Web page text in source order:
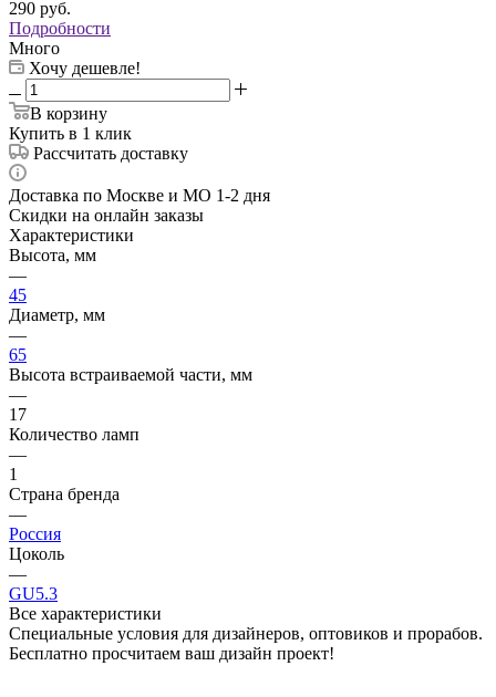
290 руб.
Подробности
Много
Хочу дешевле!
В корзину
Купить в 1 клик
Рассчитать доставку
Доставка по Москве и МО 1-2 дня
Скидки на онлайн заказы
Характеристики
Высота, мм
—
45
Диаметр, мм
—
65
Высота встраиваемой части, мм
—
17
Количество ламп
—
1
Страна бренда
—
Россия
Цоколь
—
GU5.3
Все характеристики
Специальные условия для дизайнеров, оптовиков и прорабов.
Бесплатно просчитаем ваш дизайн проект!